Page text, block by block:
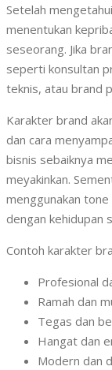
Setelah
menentukan
seseorang. Jika
seperti konsultan
teknis, atau brand
Karakter brand
dan cara
bisnis sebaiknya
meyakinkan.
menggunakan
dengan kehidupan
Contoh karakter
Profesional
Ramah dan
Tegas dan
Hangat dan
Modern dan